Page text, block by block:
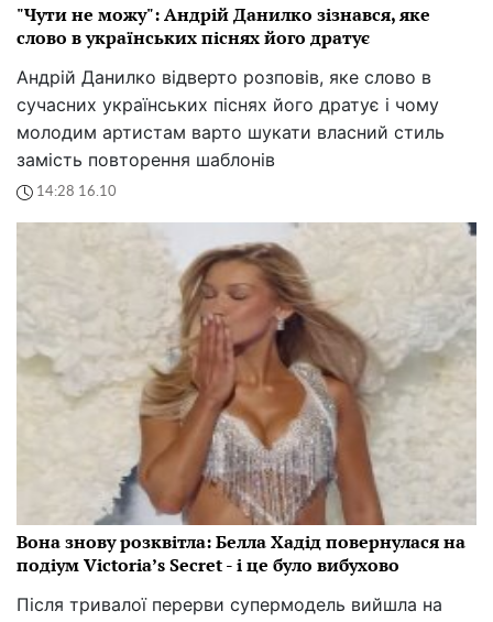
"Чути не можу": Андрій Данилко зізнався, яке
слово в українських піснях його дратує
Андрій Данилко відверто розповів, яке слово в
сучасних українських піснях його дратує і чому
молодим артистам варто шукати власний стиль
замість повторення шаблонів
14:28 16.10
Вона знову розквітла: Белла Хадід повернулася на
подіум Victoria’s Secret - і це було вибухово
Після тривалої перерви супермодель вийшла на